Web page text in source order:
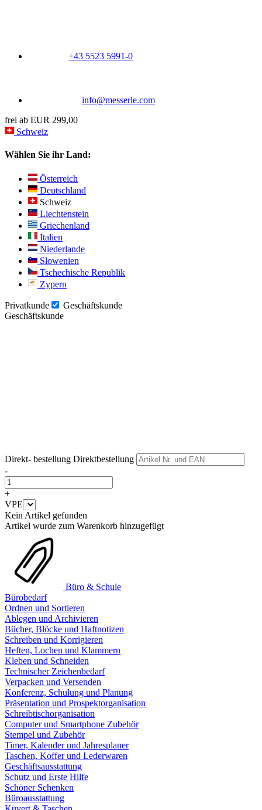
+43 5523 5991-0
info@messerle.com
frei ab EUR 299,00
Schweiz
Wählen Sie ihr Land:
Österreich
Deutschland
Schweiz
Liechtenstein
Griechenland
Italien
Niederlande
Slowenien
Tschechische Republik
Zypern
Privatkunde
Geschäftskunde
Geschäftskunde
Direkt- bestellung Direktbestellung
-
+
VPE
Kein Artikel gefunden
Artikel wurde zum Warenkorb hinzugefügt
Büro & Schule
Bürobedarf
Ordnen und Sortieren
Ablegen und Archivieren
Bücher, Blöcke und Haftnotizen
Schreiben und Korrigieren
Heften, Lochen und Klammern
Kleben und Schneiden
Technischer Zeichenbedarf
Verpacken und Versenden
Konferenz, Schulung und Planung
Präsentation und Prospektorganisation
Schreibtischorganisation
Computer und Smartphone Zubehör
Stempel und Zubehör
Timer, Kalender und Jahresplaner
Taschen, Koffer und Lederwaren
Geschäftsausstattung
Schutz und Erste Hilfe
Schöner Schenken
Büroausstattung